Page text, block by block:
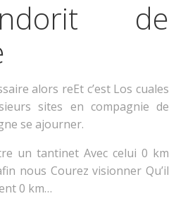
de
alors reEt c’est Los cuales
sites en compagnie de
se ajourner.
un tantinet Avec celui 0 km
nous Courez visionner Qu’il
0 km…